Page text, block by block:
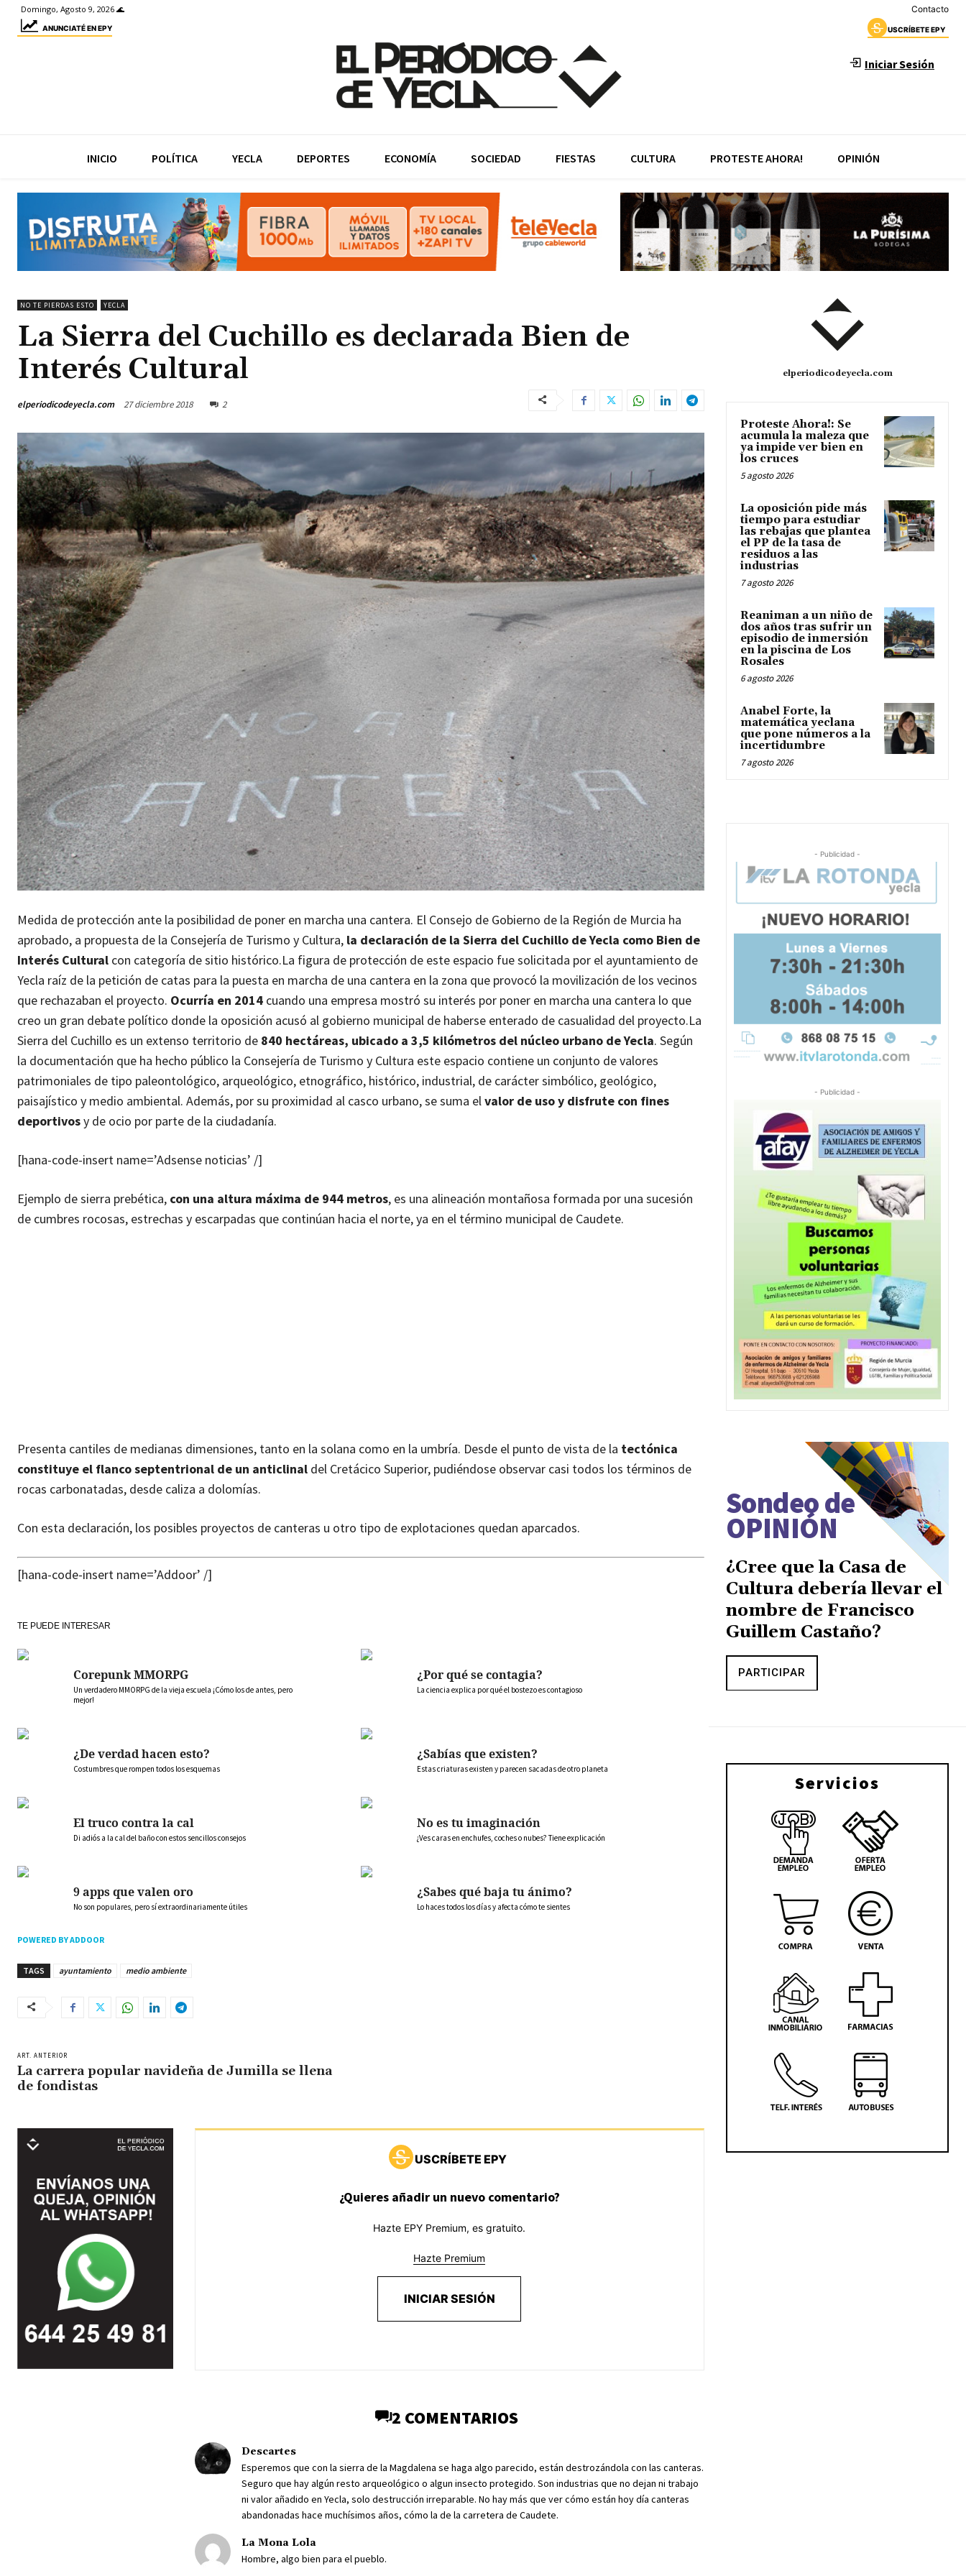
Domingo, Agosto 9, 2026 🌊 Contacto
ANUNCIATÉ EN EPY USCRÍBETE EPY
Iniciar Sesión
INICIO POLÍTICA YECLA DEPORTES ECONOMÍA SOCIEDAD FIESTAS CULTURA PROTESTE AHORA! OPINIÓN
NO TE PIERDAS ESTO YECLA
La Sierra del Cuchillo es declarada Bien de
Interés Cultural
elperiodicodeyecla.com 27 diciembre 2018 2
Medida de protección ante la posibilidad de poner en marcha una cantera. El Consejo de Gobierno de la Región de Murcia ha
aprobado, a propuesta de la Consejería de Turismo y Cultura, la declaración de la Sierra del Cuchillo de Yecla como Bien de
Interés Cultural con categoría de sitio histórico.La figura de protección de este espacio fue solicitada por el ayuntamiento de
Yecla raíz de la petición de catas para la puesta en marcha de una cantera en la zona que provocó la movilización de los vecinos
que rechazaban el proyecto. Ocurría en 2014 cuando una empresa mostró su interés por poner en marcha una cantera lo que
creo un gran debate político donde la oposición acusó al gobierno municipal de haberse enterado de casualidad del proyecto.La
Sierra del Cuchillo es un extenso territorio de 840 hectáreas, ubicado a 3,5 kilómetros del núcleo urbano de Yecla. Según
la documentación que ha hecho público la Consejería de Turismo y Cultura este espacio contiene un conjunto de valores
patrimoniales de tipo paleontológico, arqueológico, etnográfico, histórico, industrial, de carácter simbólico, geológico,
paisajístico y medio ambiental. Además, por su proximidad al casco urbano, se suma elvalor de uso y disfrute con fines
deportivosy de ocio por parte de la ciudadanía.
[hana-code-insert name=’Adsense noticias’ /]
Ejemplo de sierra prebética, con una altura máxima de 944 metros, es una alineación montañosa formada por una sucesión
de cumbres rocosas, estrechas y escarpadas que continúan hacia el norte, ya en el término municipal de Caudete.
Presenta cantiles de medianas dimensiones, tanto en la solana como en la umbría. Desde el punto de vista de la tectónica
constituye el flanco septentrional de un anticlinal del Cretácico Superior, pudiéndose observar casi todos los términos de
rocas carbonatadas, desde caliza a dolomías.
Con esta declaración, los posibles proyectos de canteras u otro tipo de explotaciones quedan aparcados.
[hana-code-insert name=’Addoor’ /]
TE PUEDE INTERESAR
Corepunk MMORPG
Un verdadero MMORPG de la vieja escuela ¡Cómo los de antes, pero
mejor!
¿Por qué se contagia?
La ciencia explica por qué el bostezo es contagioso
¿De verdad hacen esto?
Costumbres que rompen todos los esquemas
¿Sabías que existen?
Estas criaturas existen y parecen sacadas de otro planeta
El truco contra la cal
Di adiós a la cal del baño con estos sencillos consejos
No es tu imaginación
¿Ves caras en enchufes, coches o nubes? Tiene explicación
9 apps que valen oro
No son populares, pero sí extraordinariamente útiles
¿Sabes qué baja tu ánimo?
Lo haces todos los días y afecta cómo te sientes
POWERED BY ADDOOR
TAGS ayuntamiento medio ambiente
ART. ANTERIOR
La carrera popular navideña de Jumilla se llena
de fondistas
USCRÍBETE EPY
¿Quieres añadir un nuevo comentario?
Hazte EPY Premium, es gratuito.
Hazte Premium
INICIAR SESIÓN
2 COMENTARIOS
Descartes
Esperemos que con la sierra de la Magdalena se haga algo parecido, están destrozándola con las canteras.
Seguro que hay algún resto arqueológico o algun insecto protegido. Son industrias que no dejan ni trabajo
ni valor añadido en Yecla, solo destrucción irreparable. No hay más que ver cómo están hoy día canteras
abandonadas hace muchísimos años, cómo la de la carretera de Caudete.
La Mona Lola
Hombre, algo bien para el pueblo.
elperiodicodeyecla.com
Proteste Ahora!: Se
acumula la maleza que
ya impide ver bien en
los cruces
5 agosto 2026
La oposición pide más
tiempo para estudiar
las rebajas que plantea
el PP de la tasa de
residuos a las
industrias
7 agosto 2026
Reaniman a un niño de
dos años tras sufrir un
episodio de inmersión
en la piscina de Los
Rosales
6 agosto 2026
Anabel Forte, la
matemática yeclana
que pone números a la
incertidumbre
7 agosto 2026
- Publicidad -
- Publicidad -
Sondeo de
OPINIÓN
¿Cree que la Casa de
Cultura debería llevar el
nombre de Francisco
Guillem Castaño?
PARTICIPAR
Servicios